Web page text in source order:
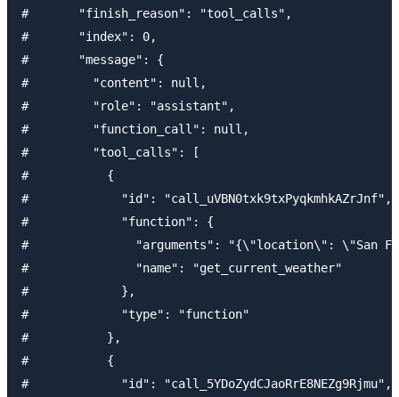
#       "finish_reason": "tool_calls",
#       "index": 0,
#       "message": {
#         "content": null,
#         "role": "assistant",
#         "function_call": null,
#         "tool_calls": [
#           {
#             "id": "call_uVBN0txk9txPyqkmhkAZrJnf",
#             "function": {
#               "arguments": "{\"location\": \"San
#               "name": "get_current_weather"
#             },
#             "type": "function"
#           },
#           {
#             "id": "call_5YDoZydCJaoRrE8NEZg9Rjmu",